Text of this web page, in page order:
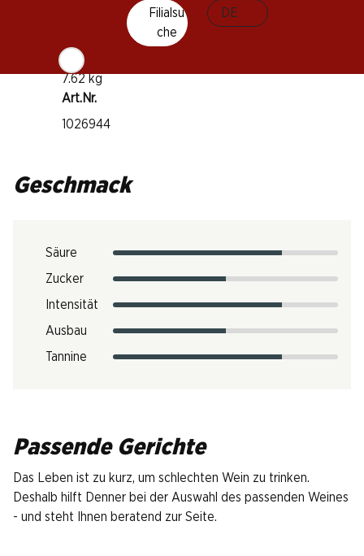
Filialsu
che
DE
Trinktemperatur
CO2-Fussabdruck
7.62 kg
Art.Nr.
1026944
Geschmack
Säure
Zucker
Intensität
Ausbau
Tannine
Passende Gerichte
Das Leben ist zu kurz, um schlechten Wein zu trinken.
Deshalb hilft Denner bei der Auswahl des passenden Weines
- und steht Ihnen beratend zur Seite.